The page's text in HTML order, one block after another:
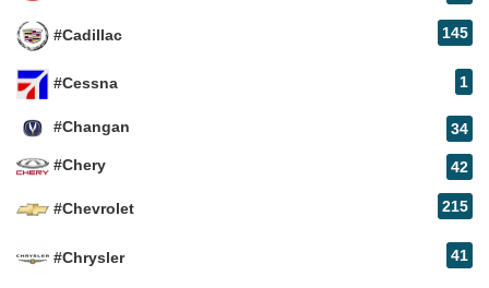
#Cadillac 145
#Cessna 1
#Changan 34
#Chery 42
#Chevrolet 215
#Chrysler 41